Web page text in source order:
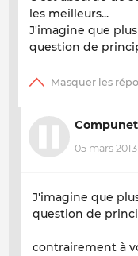
les meilleurs...
J'imagine que
question de
Compunet
05 mars
J'imagine que
question de
contrairement à